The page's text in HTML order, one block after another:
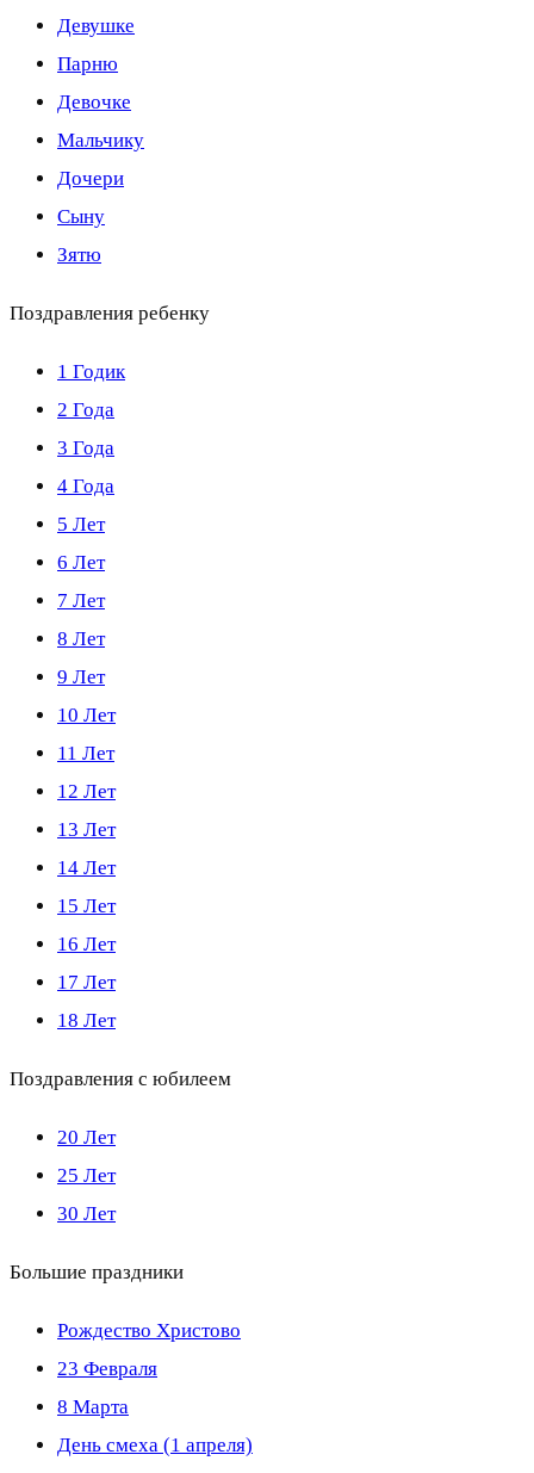
Девушке
Парню
Девочке
Мальчику
Дочери
Сыну
Зятю
Поздравления ребенку
1 Годик
2 Года
3 Года
4 Года
5 Лет
6 Лет
7 Лет
8 Лет
9 Лет
10 Лет
11 Лет
12 Лет
13 Лет
14 Лет
15 Лет
16 Лет
17 Лет
18 Лет
Поздравления с юбилеем
20 Лет
25 Лет
30 Лет
Большие праздники
Рождество Христово
23 Февраля
8 Марта
День смеха (1 апреля)